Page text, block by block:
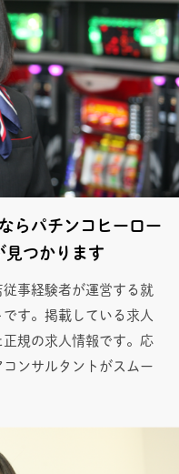
らパチンコヒーロー
見つかります
事経験者が運営する就
す。掲載している求人
規の求人情報です。応
ンサルタントがスムー